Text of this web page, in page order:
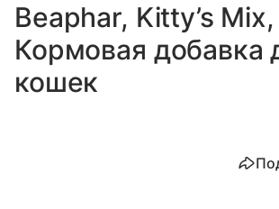
Beaphar, Kitty’s Mix,
Кормовая добавка
кошек